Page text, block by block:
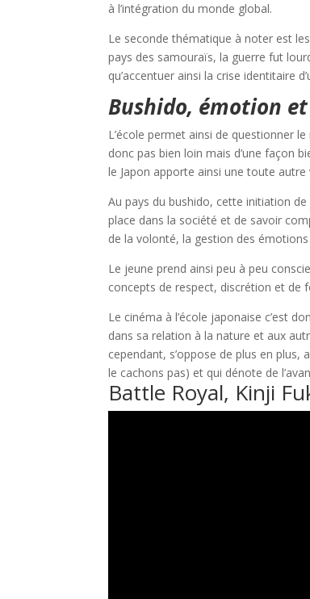
à l’intégration du monde global.
Le seconde thématique à noter est
pays des samouraïs, la guerre fut
qu’accentuer ainsi la crise identitaire
Bushido, émotion
L’école permet ainsi de questionner
donc pas bien loin mais d’une façon
le Japon apporte ainsi une toute autre
Au pays du bushido, cette initiation
place dans la société et de savoir
de la volonté, la gestion des
Le jeune prend ainsi peu à peu
concepts de respect, discrétion et de
Le cinéma à l’école japonaise c’est
dans sa relation à la nature et aux
cependant, s’oppose de plus en
le cachons pas) et qui dénote de
Battle Royal, Kinji